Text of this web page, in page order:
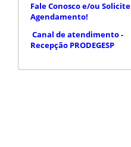
Fale Conosco e/ou Solicite
Agendamento!
Canal de atendimento -
Recepção PRODEGESP